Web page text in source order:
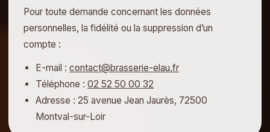
Pour toute demande concernant les données
personnelles, la fidélité ou la suppression d’un
compte :
E-mail : contact@brasserie-elau.fr
Téléphone : 02 52 50 00 32
Adresse : 25 avenue Jean Jaurès, 72500
Montval-sur-Loir